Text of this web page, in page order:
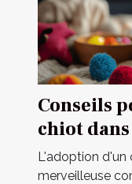
Conseils
chiot
spécialisé
L'adoption d'un
merveilleuse